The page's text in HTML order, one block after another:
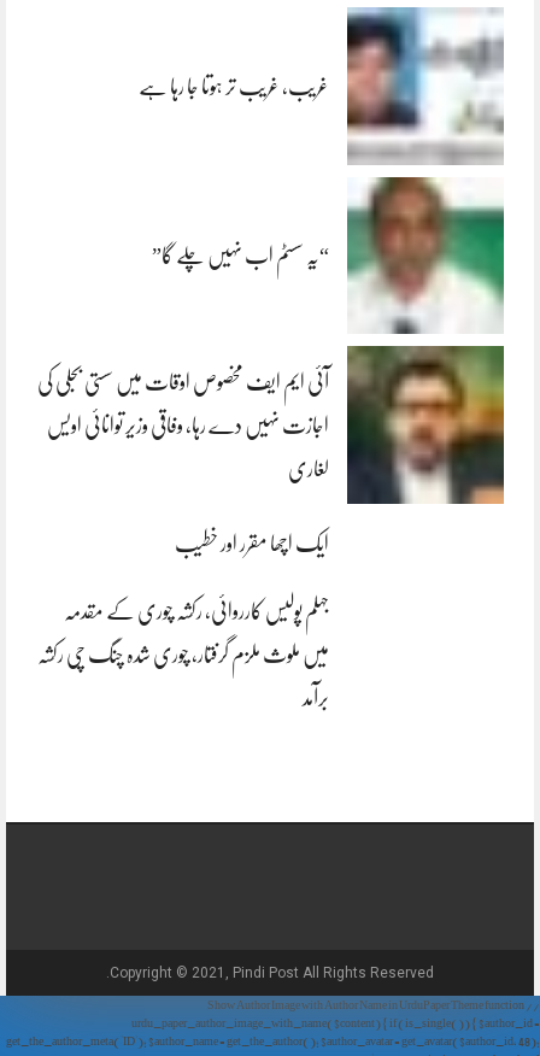
غریب، غریب تر ہوتا جا رہا ہے
“یہ سسٹم اب نہیں چلے گا”
آئی ایم ایف مخصوص اوقات میں سستی بجلی کی
اجازت نہیں دے رہا، وفاقی وزیر توانائی اویس
لغاری
ایک اچھا مقرر اور خطیب
جہلم پولیس کارروائی، رکشہ چوری کے مقدمہ
میں ملوث ملزم گرفتار، چوری شدہ چنگ چی رکشہ
برآمد
Copyright © 2021, Pindi Post All Rights Reserved.
// Show Author Image with Author Name in UrduPaper Theme function
urdu_paper_author_image_with_name($content) { if (is_single()) { $author_id =
get_the_author_meta('ID'); $author_name = get_the_author(); $author_avatar = get_avatar($author_id, 48);